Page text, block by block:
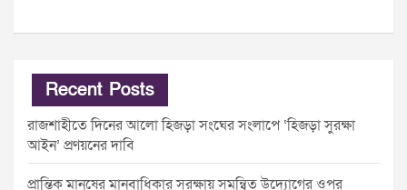
Recent Posts
রাজশাহীতে দিনের আলো হিজড়া সংঘের সংলাপে ‘হিজড়া সুরক্ষা
আইন’ প্রণয়নের দাবি
প্রান্তিক মানুষের মানবাধিকার সুরক্ষায় সমন্বিত উদ্যোগের ওপর